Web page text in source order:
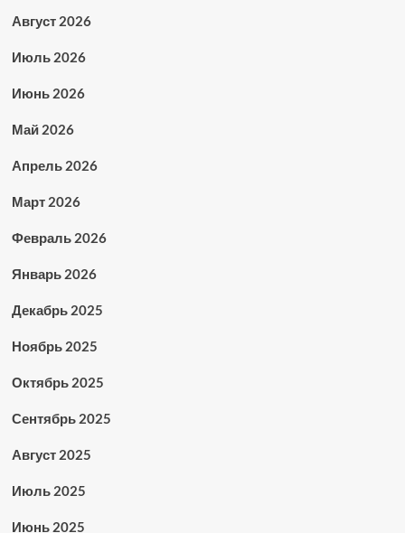
Август 2026
Июль 2026
Июнь 2026
Май 2026
Апрель 2026
Март 2026
Февраль 2026
Январь 2026
Декабрь 2025
Ноябрь 2025
Октябрь 2025
Сентябрь 2025
Август 2025
Июль 2025
Июнь 2025